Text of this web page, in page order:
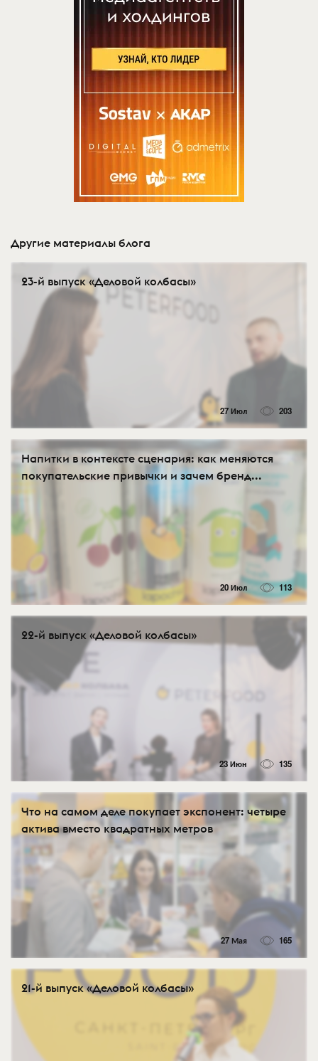
Другие материалы блога
23-й выпуск «Деловой колбасы»
27 Июл 203
Напитки в контексте сценария: как меняются
покупательские привычки и зачем бренд...
20 Июл 113
22-й выпуск «Деловой колбасы»
23 Июн 135
Что на самом деле покупает экспонент: четыре
актива вместо квадратных метров
27 Мая 165
21-й выпуск «Деловой колбасы»